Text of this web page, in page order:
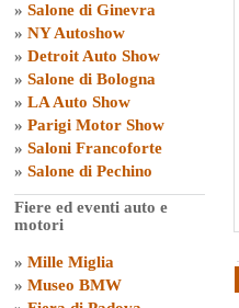
» Salone di Ginevra
» NY Autoshow
» Detroit Auto Show
» Salone di Bologna
» LA Auto Show
» Parigi Motor Show
» Saloni Francoforte
» Salone di Pechino
Fiere ed eventi auto e
motori
» Mille Miglia
» Museo BMW